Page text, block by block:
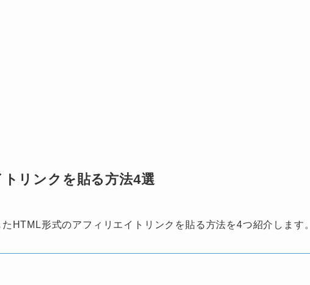
リンクを貼る方法4選
HTML形式のアフィリエイトリンクを貼る方法を4つ紹介します。